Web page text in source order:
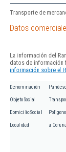
Transporte de
Datos
La información del
datos de información
información sobre el
Denominación
Objeto Social
Domicilio Social
Localidad a Coruña